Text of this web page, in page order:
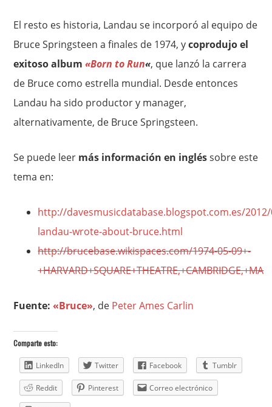
El resto es historia, Landau se incorporó al equipo de
Bruce Springsteen a finales de 1974, ycoprodujo el
exitoso album «Born to Run«, que lanzó la carrera
de Bruce como estrella mundial. Desde entonces
Landau ha sido productor y manager,
alternativamente, de Bruce Springsteen.
Se puede leer más información en ingléssobre este
tema en:
http://davesmusicdatabase.blogspot.com.es/
landau-wrote-about-bruce.html
http://brucebase.wikispaces.com/1974-05-09+-
+HARVARD+SQUARE+THEATRE,+CAMBRIDGE,+MA
Fuente: «Bruce», de Peter Ames Carlin
Comparte esto:
LinkedIn Twitter Facebook Tumblr
Reddit Pinterest Correo electrónico